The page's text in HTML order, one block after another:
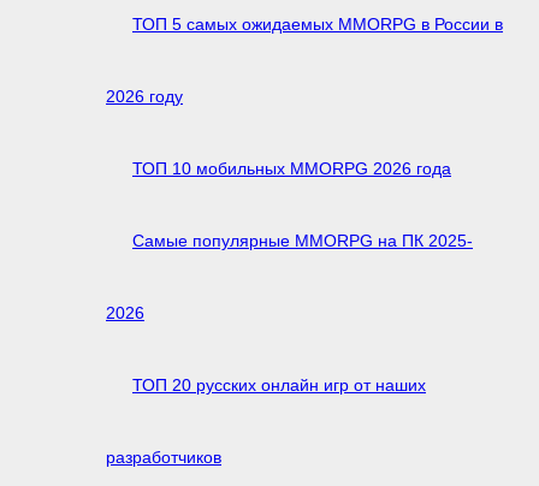
ТОП 5 самых ожидаемых MMORPG в России в
2026 году
ТОП 10 мобильных MMORPG 2026 года
Самые популярные MMORPG на ПК 2025-
2026
ТОП 20 русских онлайн игр от наших
разработчиков